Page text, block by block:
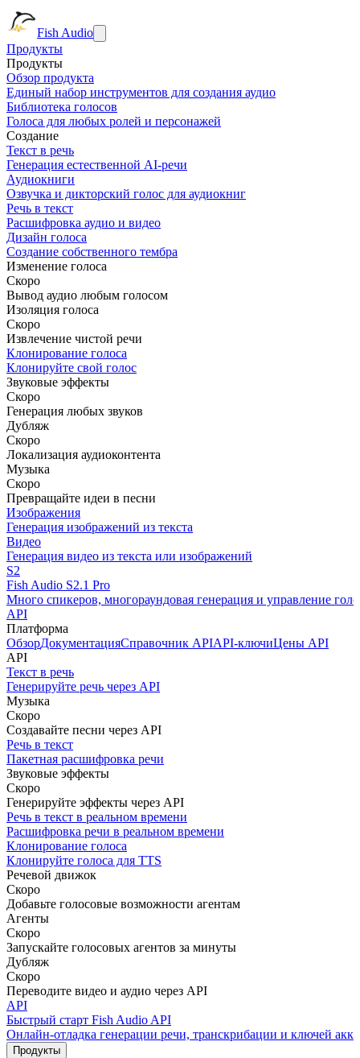
Fish Audio
Продукты
Продукты
Обзор продукта
Единый набор инструментов для создания аудио
Библиотека голосов
Голоса для любых ролей и персонажей
Создание
Текст в речь
Генерация естественной AI-речи
Аудиокниги
Озвучка и дикторский голос для аудиокниг
Речь в текст
Расшифровка аудио и видео
Дизайн голоса
Создание собственного тембра
Изменение голоса
Скоро
Вывод аудио любым голосом
Изоляция голоса
Скоро
Извлечение чистой речи
Клонирование голоса
Клонируйте свой голос
Звуковые эффекты
Скоро
Генерация любых звуков
Дубляж
Скоро
Локализация аудиоконтента
Музыка
Скоро
Превращайте идеи в песни
Изображения
Генерация изображений из текста
Видео
Генерация видео из текста или изображений
S2
Fish Audio S2.1 Pro
Много спикеров, многораундовая генерация и управление
API
Платформа
ОбзорДокументацияСправочник APIAPI-ключиЦены API
API
Текст в речь
Генерируйте речь через API
Музыка
Скоро
Создавайте песни через API
Речь в текст
Пакетная расшифровка речи
Звуковые эффекты
Скоро
Генерируйте эффекты через API
Речь в текст в реальном времени
Расшифровка речи в реальном времени
Клонирование голоса
Клонируйте голоса для TTS
Речевой движок
Скоро
Добавьте голосовые возможности агентам
Агенты
Скоро
Запускайте голосовых агентов за минуты
Дубляж
Скоро
Переводите видео и аудио через API
API
Быстрый старт Fish Audio API
Онлайн-отладка генерации речи, транскрибации и ключей
Продукты